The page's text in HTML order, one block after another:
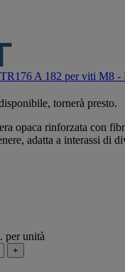
A 182 per viti M8 -
tornerà presto.
opaca rinforzata con
adatta a interassi di
per unità
+